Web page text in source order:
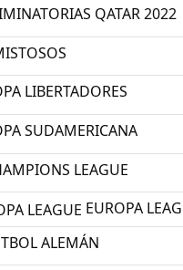
QATAR 2022
LIBERTADORES
SUDAMERICANA
LEAGUE
EUROPA
ALEMÁN